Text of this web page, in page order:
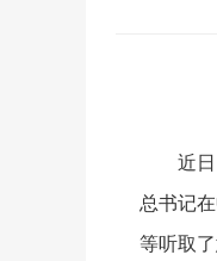
近日
总书记
等听取了